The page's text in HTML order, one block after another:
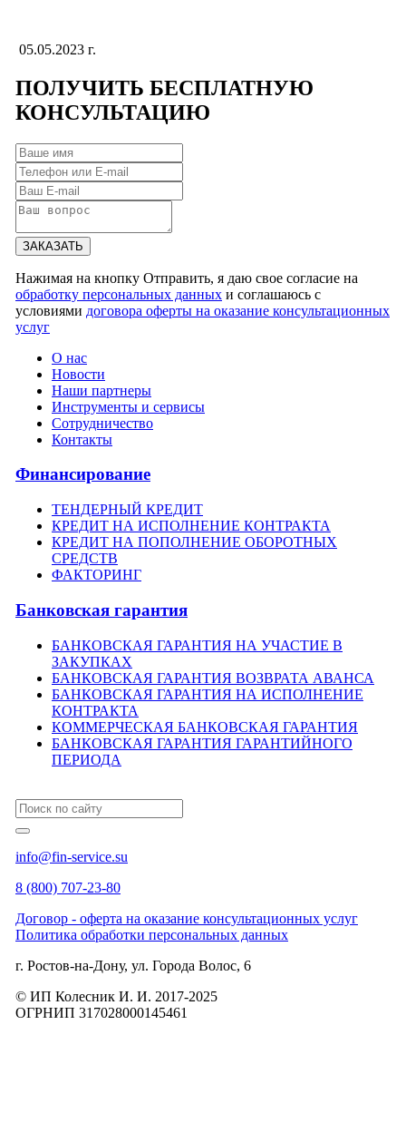
05.05.2023 г.
ПОЛУЧИТЬ БЕСПЛАТНУЮ
КОНСУЛЬТАЦИЮ
ЗАКАЗАТЬ
Нажимая на кнопку Отправить, я даю свое согласие на
обработку персональных данных и соглашаюсь с
условиями договора оферты на оказание консультационных
услуг
О нас
Новости
Наши партнеры
Инструменты и сервисы
Сотрудничество
Контакты
Финансирование
ТЕНДЕРНЫЙ КРЕДИТ
КРЕДИТ НА ИСПОЛНЕНИЕ КОНТРАКТА
КРЕДИТ НА ПОПОЛНЕНИЕ ОБОРОТНЫХ
СРЕДСТВ
ФАКТОРИНГ
Банковская гарантия
БАНКОВСКАЯ ГАРАНТИЯ НА УЧАСТИЕ В
ЗАКУПКАХ
БАНКОВСКАЯ ГАРАНТИЯ ВОЗВРАТА АВАНСА
БАНКОВСКАЯ ГАРАНТИЯ НА ИСПОЛНЕНИЕ
КОНТРАКТА
КОММЕРЧЕСКАЯ БАНКОВСКАЯ ГАРАНТИЯ
БАНКОВСКАЯ ГАРАНТИЯ ГАРАНТИЙНОГО
ПЕРИОДА
info@fin-service.su
8 (800) 707-23-80
Договор - оферта на оказание консультационных услуг
Политика обработки персональных данных
г. Ростов-на-Дону, ул. Города Волос, 6
© ИП Колесник И. И. 2017-2025
ОГРНИП 317028000145461